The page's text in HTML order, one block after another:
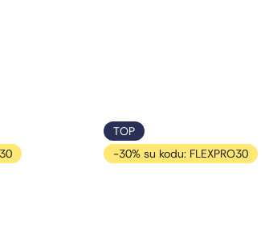
TOP
-30% su kodu: FLEXPRO30